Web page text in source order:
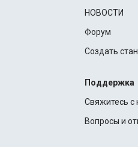
НОВОСТИ
Форум
Создать
Поддержка
Свяжитесь с
Вопросы и